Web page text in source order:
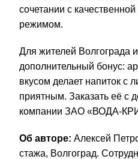
сочетании с
режимом.
Для жителей Волгограда
дополнительный бонус:
вкусом делает напиток с
приятным. Заказать её с
компании ЗАО «ВОДА-
Об авторе: Алексей
стажа, Волгоград.